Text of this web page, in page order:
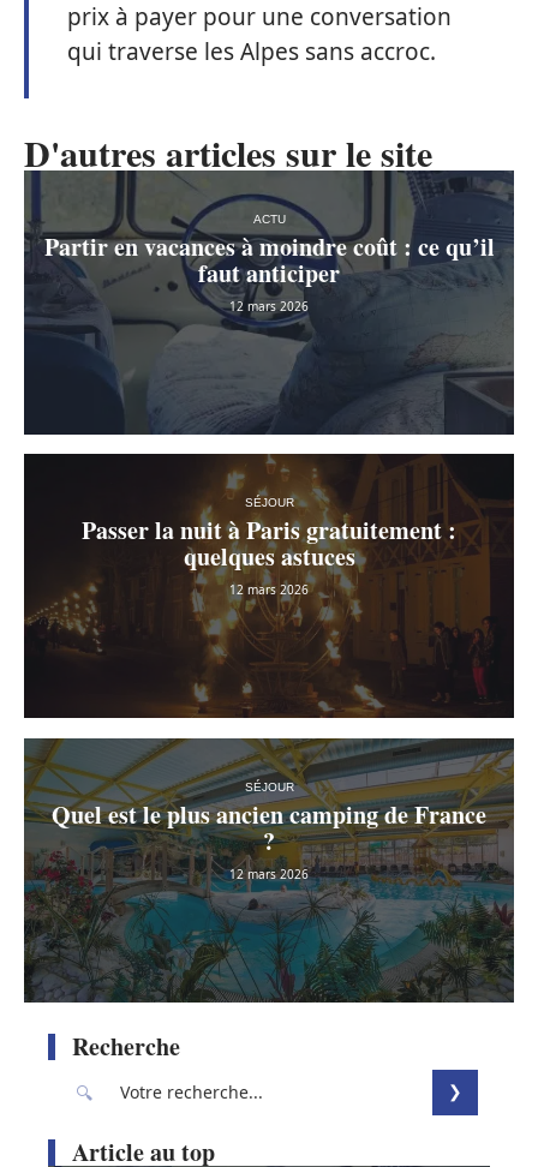
prix à payer pour une conversation
qui traverse les Alpes sans accroc.
D'autres articles sur le site
ACTU
Partir en vacances à moindre coût : ce qu’il
faut anticiper
12 mars 2026
SÉJOUR
Passer la nuit à Paris gratuitement :
quelques astuces
12 mars 2026
SÉJOUR
Quel est le plus ancien camping de France
?
12 mars 2026
Recherche
Article au top